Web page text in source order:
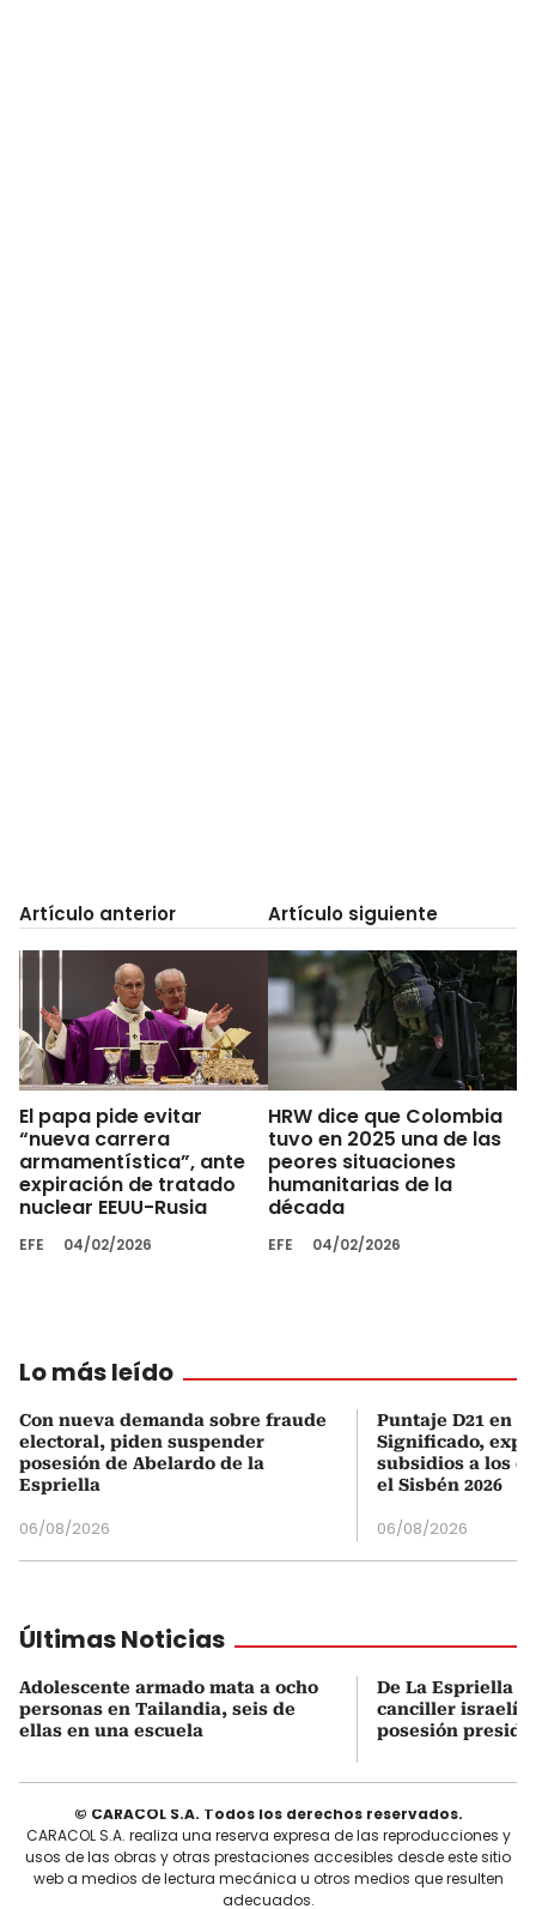
Artículo anterior
El papa pide evitar
“nueva carrera
armamentística”, ante
expiración de tratado
nuclear EEUU-Rusia
EFE 04/02/2026
Artículo siguiente
HRW dice que Colombia
tuvo en 2025 una de las
peores situaciones
humanitarias de la
década
EFE 04/02/2026
Lo más leído
Con nueva demanda sobre fraude
electoral, piden suspender
posesión de Abelardo de la
Espriella
06/08/2026
Puntaje D21 en
Significado,
subsidios a los
el Sisbén 2026
06/08/2026
Últimas Noticias
Adolescente armado mata a ocho
personas en Tailandia, seis de
ellas en una escuela
De La Espriella
canciller israelí
posesión
© CARACOL S.A. Todos los derechos reservados.
CARACOL S.A. realiza una reserva expresa de las reproducciones y
usos de las obras y otras prestaciones accesibles desde este sitio
web a medios de lectura mecánica u otros medios que resulten
adecuados.